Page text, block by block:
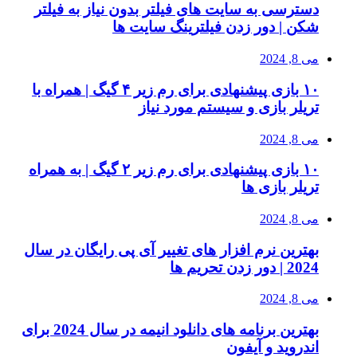
دسترسی به سایت های فیلتر بدون نیاز به فیلتر
شکن | دور زدن فیلترینگ سایت ها
می 8, 2024
۱۰ بازی پیشنهادی برای رم زیر ۴ گیگ | همراه با
تریلر بازی و سیستم مورد نیاز
می 8, 2024
۱۰ بازی پیشنهادی برای رم زیر ۲ گیگ | به همراه
تریلر بازی ها
می 8, 2024
بهترین نرم افزار های تغییر آی پی رایگان در سال
2024 | دور زدن تحریم ها
می 8, 2024
بهترین برنامه های دانلود انیمه در سال 2024 برای
اندروید و آیفون